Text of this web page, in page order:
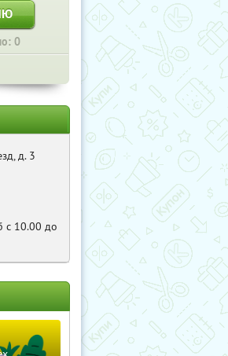
0
д. 3
с 10.00 до